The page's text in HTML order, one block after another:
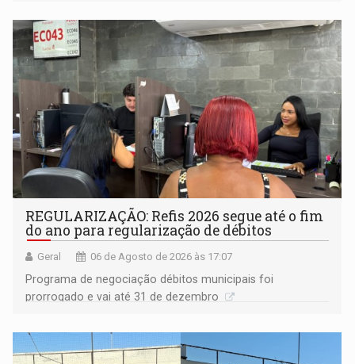
Goiás
REGULARIZAÇÃO: Refis 2026 segue até o fim
do ano para regularização de débitos
Geral 06 de Agosto de 2026 às 17:07
Programa de negociação débitos municipais foi
prorrogado e vai até 31 de dezembro